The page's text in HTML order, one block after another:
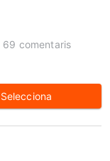
69 comentaris
Selecciona